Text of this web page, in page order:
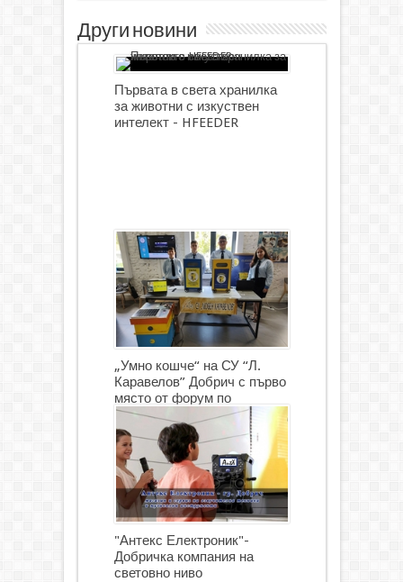
Други новини
Първата в света хранилка
за животни с изкуствен
интелект - HFEEDER
„Умно кошче“ на СУ “Л.
Каравелов” Добрич с първо
място от форум по
роботика
"Антекс Електроник"-
Добричка компания на
световно ниво